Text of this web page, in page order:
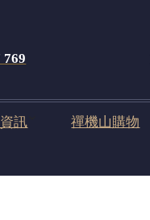
769
訊 禪機山購物